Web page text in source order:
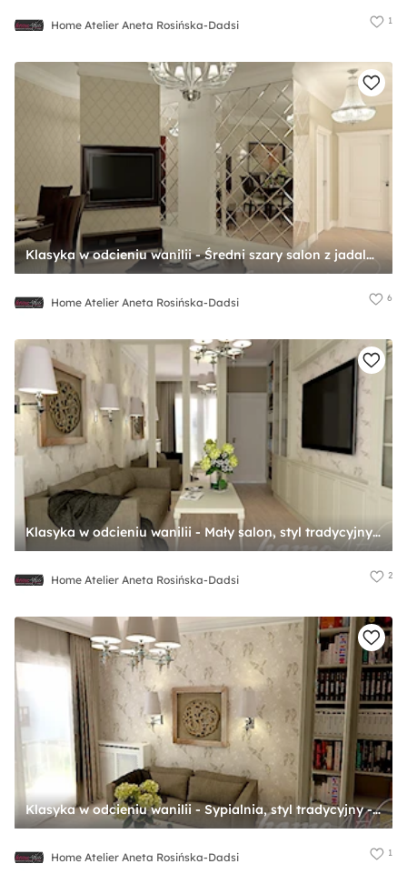
Home Atelier Aneta Rosińska-Dadsi 1
Klasyka w odcieniu wanilii - Średni szary salon z jadalnią, styl tradycyjny - zdjęcie od Home Atelier Aneta Rosińska-Dadsi
Home Atelier Aneta Rosińska-Dadsi 6
Klasyka w odcieniu wanilii - Mały salon, styl tradycyjny - zdjęcie od Home Atelier Aneta Rosińska-Dadsi
Home Atelier Aneta Rosińska-Dadsi 2
Klasyka w odcieniu wanilii - Sypialnia, styl tradycyjny - zdjęcie od Home Atelier Aneta Rosińska-Dadsi
Home Atelier Aneta Rosińska-Dadsi 1